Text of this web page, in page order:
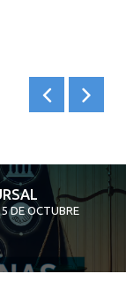
Anterior
DE OCTUBRE